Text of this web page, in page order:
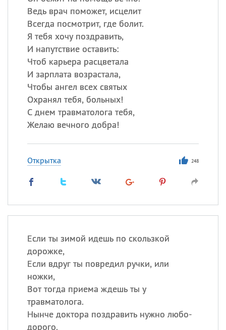
Ведь врач поможет, исцелит
Всегда посмотрит, где болит.
Я тебя хочу поздравить,
И напутствие оставить:
Чтоб карьера расцветала
И зарплата возрастала,
Чтобы ангел всех святых
Охранял тебя, больных!
С днем травматолога тебя,
Желаю вечного добра!
Открытка 248
Если ты зимой идешь по скользкой
дорожке,
Если вдруг ты повредил ручки, или
ножки,
Вот тогда приема ждешь ты у
травматолога.
Нынче доктора поздравить нужно любо-
дорого.